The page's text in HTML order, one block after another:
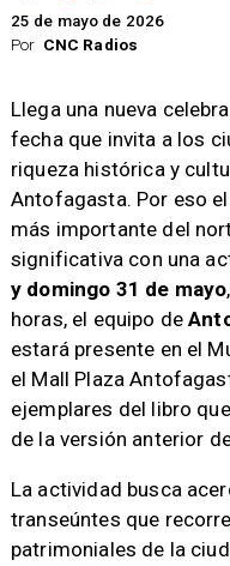
Por CNC Radios
25 de mayo de 2026
Llega una nueva
fecha que invita a los
riqueza histórica y
Antofagasta. Por eso
más importante del
significativa con una
y domingo 31 de mayo
horas, el equipo de
estará presente en el
el Mall Plaza
ejemplares del libro
de la versión anterior
La actividad busca
transeúntes que
patrimoniales de la